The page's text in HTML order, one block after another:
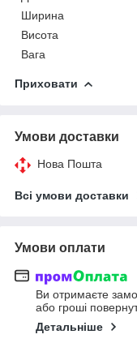
Ширина
Висота
Вага
Приховати
Умови доставки
Нова Пошта
Всі умови доставки
Умови оплати
Ви отримаєте
або гроші
Детальніше